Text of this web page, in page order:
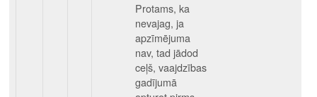
Protams, ka
nevajag, ja
apzīmējuma
nav, tad jādod
ceļš, vaajdzības
gadījumā